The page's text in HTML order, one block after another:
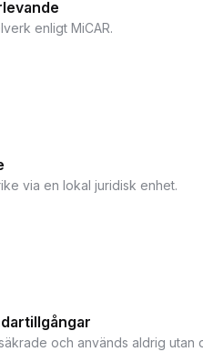
enligt MiCAR.
via en lokal juridisk enhet.
och används aldrig utan